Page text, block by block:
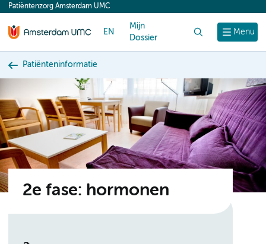
content
Menu
Patiëntenzorg Amsterdam UMC
EN
Mijn
Dossier
Patiënteninformatie
2e fase: hormonen